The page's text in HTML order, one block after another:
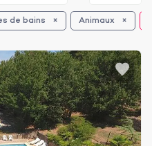
de bains Animaux